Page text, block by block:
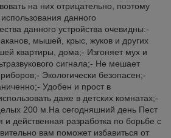
на них отрицательно, поэтому
данного
данного устройства очевидны:-
мышей, крыс, жуков и других
квартиры, дома;- Изгоняет мух и
сигнала;- Не мешает
Экологически безопасен;-
Удобен и прост в
даже в детских комнатах;-
200 м.На сегодняшний день Пест
и действенная разработка по борьбе с
вам поможет избавиться от